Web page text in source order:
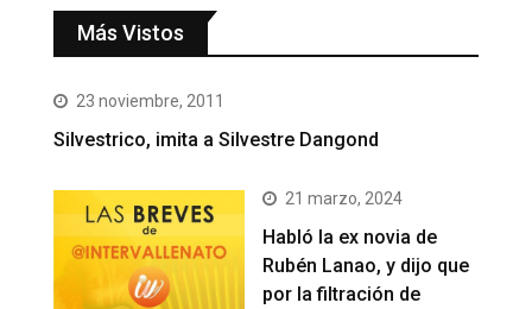
Más Vistos
23 noviembre, 2011
Silvestrico, imita a Silvestre Dangond
21 marzo, 2024
Habló la ex novia de
Rubén Lanao, y dijo que
por la filtración de